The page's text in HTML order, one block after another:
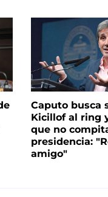
Caputo busca
Kicillof al ring
que no
presidencia:
amigo"